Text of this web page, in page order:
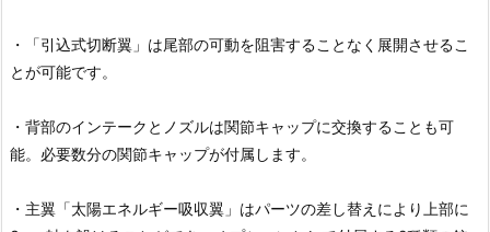
・「引込式切断翼」は尾部の可動を阻害することなく展開させるこ
とが可能です。
・背部のインテークとノズルは関節キャップに交換することも可
能。必要数分の関節キャップが付属します。
・主翼「太陽エネルギー吸収翼」はパーツの差し替えにより上部に